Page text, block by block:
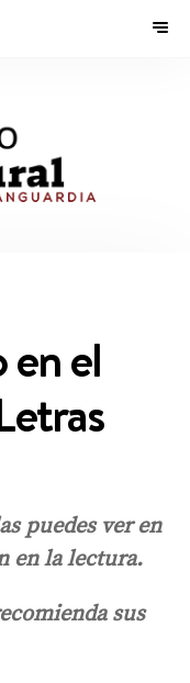
en el
puedes ver en
en la lectura.
sus